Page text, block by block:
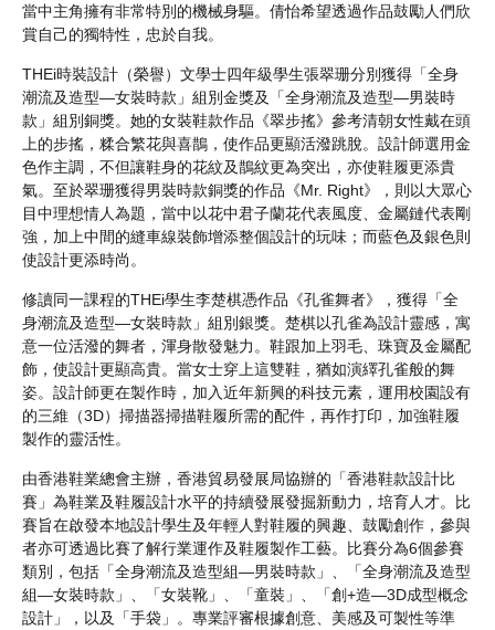
當中主角擁有非常特別的機械身驅。倩怡希望透過作品鼓勵人們欣
賞自己的獨特性，忠於自我。
THEi時裝設計（榮譽）文學士四年級學生張翠珊分別獲得「全身
潮流及造型—女裝時款」組別金獎及「全身潮流及造型—男裝時
款」組別銅獎。她的女裝鞋款作品《翠步搖》參考清朝女性戴在頭
上的步搖，糅合繁花與喜鵲，使作品更顯活潑跳脫。設計師選用金
色作主調，不但讓鞋身的花紋及鵲紋更為突出，亦使鞋履更添貴
氣。至於翠珊獲得男裝時款銅獎的作品《Mr. Right》，則以大眾心
目中理想情人為題，當中以花中君子蘭花代表風度、金屬鏈代表剛
強，加上中間的縫車線裝飾增添整個設計的玩味；而藍色及銀色則
使設計更添時尚。
修讀同一課程的THEi學生李楚棋憑作品《孔雀舞者》，獲得「全
身潮流及造型—女裝時款」組別銀獎。楚棋以孔雀為設計靈感，寓
意一位活潑的舞者，渾身散發魅力。鞋跟加上羽毛、珠寶及金屬配
飾，使設計更顯高貴。當女士穿上這雙鞋，猶如演繹孔雀般的舞
姿。設計師更在製作時，加入近年新興的科技元素，運用校園設有
的三維（3D）掃描器掃描鞋履所需的配件，再作打印，加強鞋履
製作的靈活性。
由香港鞋業總會主辦，香港貿易發展局協辦的「香港鞋款設計比
賽」為鞋業及鞋履設計水平的持續發展發掘新動力，培育人才。比
賽旨在啟發本地設計學生及年輕人對鞋履的興趣、鼓勵創作，參與
者亦可透過比賽了解行業運作及鞋履製作工藝。比賽分為6個參賽
類別，包括「全身潮流及造型組—男裝時款」、「全身潮流及造型
組—女裝時款」、「女裝靴」、「童裝」、「創+造—3D成型概念
設計」，以及「手袋」。專業評審根據創意、美感及可製性等準